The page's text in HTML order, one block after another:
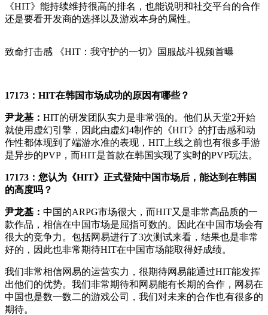
《HIT》能持续维持很高的排名，也能说明和社交平台的合作
还是要看开发商的选择以及游戏本身的属性。
致命打击感 《HIT：我守护的一切》国服战斗视频首曝
17173：HIT在韩国市场成功的原因有哪些？
尹龙基： HIT的研发团队实力是非常强的。他们从天堂2开始
就使用虚幻引擎，因此由虚幻4制作的《HIT》的打击感和动
作性都体现到了端游水准的表现，HIT上线之前也有很多手游
是异步的PVP，而HIT是首款在韩国实现了实时的PVP玩法。
17173：您认为《HIT》正式登陆中国市场后，能达到在韩国
的高度吗？
尹龙基： 中国的ARPG市场很大，而HIT又是非常高品质的一
款作品，相信在中国市场是屈指可数的。因此在中国市场会有
很大的竞争力。包括网易进行了3次测试来看，结果也是非常
好的，因此也非常期待HIT在中国市场能取得好成绩。
我们非常相信网易的运营实力，很期待网易能通过HIT能发挥
出他们的优势。我们非常期待和网易能有长期的合作，网易在
中国也是数一数二的游戏公司，我们对未来的合作也有很多的
期待。